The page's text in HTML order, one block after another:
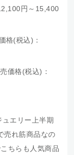
円～15,400
(税込)：
価格(税込)：
エリー上半期
売れ筋商品なの
ちらも人気商品